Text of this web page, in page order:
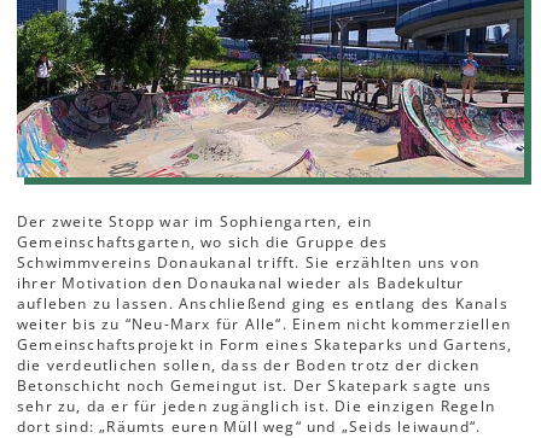
Der zweite Stopp war im Sophiengarten, ein
Gemeinschaftsgarten, wo sich die Gruppe des
Schwimmvereins Donaukanal trifft. Sie erzählten uns von
ihrer Motivation den Donaukanal wieder als Badekultur
aufleben zu lassen. Anschließend ging es entlang des Kanals
weiter bis zu “Neu-Marx für Alle“. Einem nicht kommerziellen
Gemeinschaftsprojekt in Form eines Skateparks und Gartens,
die verdeutlichen sollen, dass der Boden trotz der dicken
Betonschicht noch Gemeingut ist. Der Skatepark sagte uns
sehr zu, da er für jeden zugänglich ist. Die einzigen Regeln
dort sind: „Räumts euren Müll weg“ und „Seids leiwaund“.